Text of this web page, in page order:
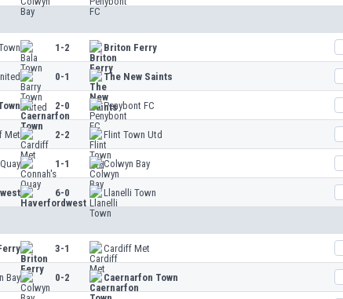
1-2 Briton Ferry
0-1 The New Saints
2-0 Penybont FC
Met 2-2 Flint Town Utd
1-1 Colwyn Bay
6-0 Llanelli Town
3-1 Cardiff Met
Bay 0-2 Caernarfon Town